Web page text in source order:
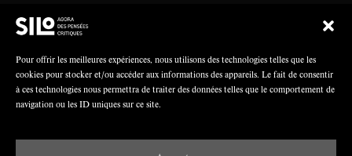
Pour offrir les meilleures expériences, nous utilisons des technologies telles que les
cookies pour stocker et/ou accéder aux informations des appareils. Le fait de consentir
à ces technologies nous permettra de traiter des données telles que le comportement de
navigation ou les ID uniques sur ce site.